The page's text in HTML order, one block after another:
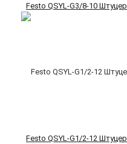
Festo QSYL-G3/8-10 Штуцер
Festo QSYL-G1/2-12 Штуцер